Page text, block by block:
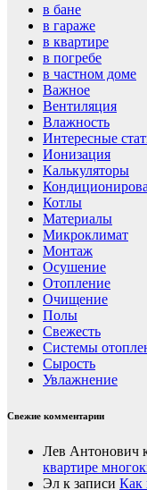
в бане
в гараже
в квартире
в погребе
в частном доме
Важное
Вентиляция
Влажность
Интересные
Ионизация
Калькуляторы
Котлы
Материалы
Микроклимат
Монтаж
Осушение
Отопление
Очищение
Полы
Свежесть
Системы
Сырость
Увлажнение
Свежие комментарии
Лев Антонович
квартире
Эл к записи Как